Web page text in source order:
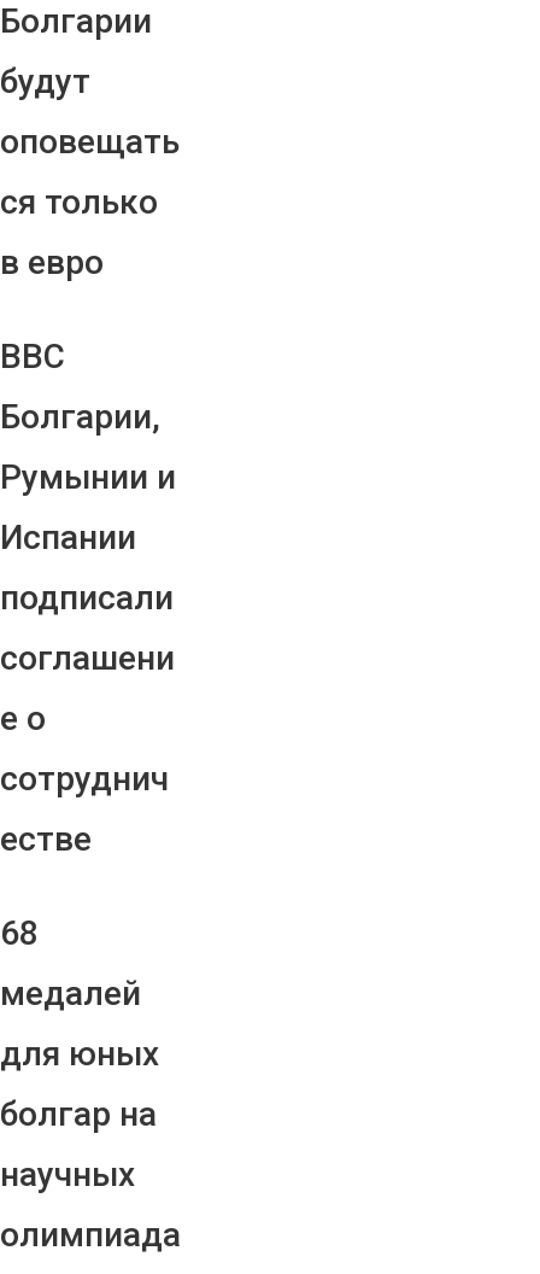
Болгарии
будут
оповещать
ся только
в евро
ВВС
Болгарии,
Румынии и
Испании
подписали
соглашени
е о
сотруднич
естве
68
медалей
для юных
болгар на
научных
олимпиада